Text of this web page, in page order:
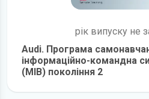
рік випуску не
Audi. Програма
інформаційно-командна
(MIB) покоління 2